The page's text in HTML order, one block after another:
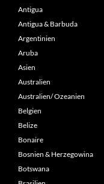
Antigua
Antigua & Barbuda
Argentinien
Aruba
Asien
Australien
Australien/ Ozeanien
Belgien
Belize
Bonaire
Bosnien & Herzegowina
Botswana